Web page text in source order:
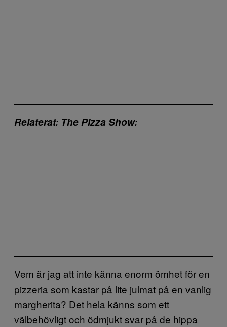
Relaterat: The Pizza Show:
Vem är jag att inte känna enorm ömhet för en
pizzeria som kastar på lite julmat på en vanlig
margherita? Det hela känns som ett
välbehövligt och ödmjukt svar på de hippa